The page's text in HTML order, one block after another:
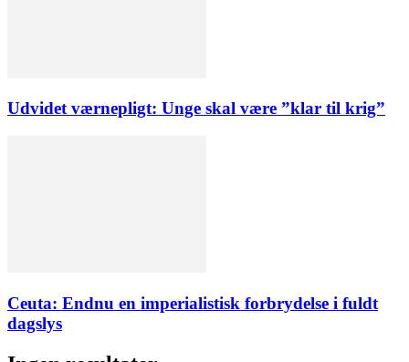
Udvidet værnepligt: Unge skal være ”klar til krig”
Ceuta: Endnu en imperialistisk forbrydelse i fuldt
dagslys